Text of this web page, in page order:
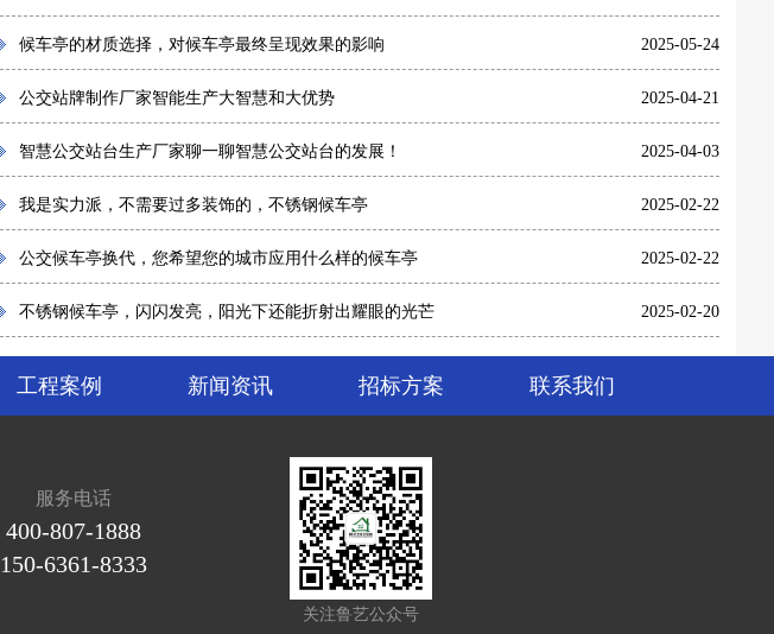
候车亭的材质选择，对候车亭最终呈现效果的影响 2025-05-24
公交站牌制作厂家智能生产大智慧和大优势 2025-04-21
智慧公交站台生产厂家聊一聊智慧公交站台的发展！ 2025-04-03
我是实力派，不需要过多装饰的，不锈钢候车亭 2025-02-22
公交候车亭换代，您希望您的城市应用什么样的候车亭 2025-02-22
不锈钢候车亭，闪闪发亮，阳光下还能折射出耀眼的光芒 2025-02-20
工程案例 新闻资讯 招标方案 联系我们
服务电话
400-807-1888
150-6361-8333
关注鲁艺公众号